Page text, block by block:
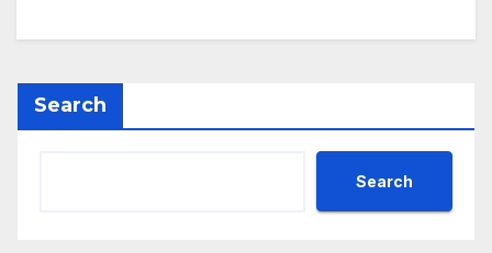
Search
Search